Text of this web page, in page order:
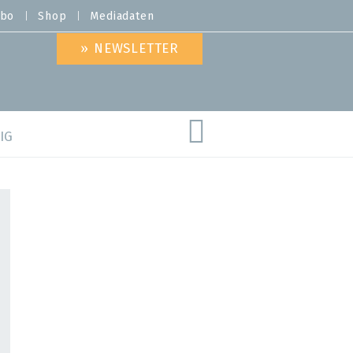
Shop Mediadaten
» NEWSLETTER